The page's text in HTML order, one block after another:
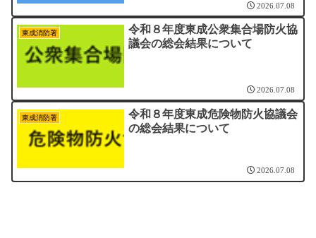
2026.07.08
東成消防署
令和８年度東成公衆集合場防火協
議会の総会結果について
2026.07.08
東成消防署
令和８年度東成危険物防火協議会
の総会結果について
2026.07.08